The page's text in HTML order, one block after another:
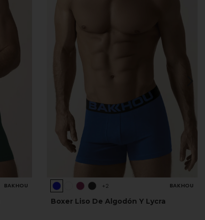
BAKHOU +2 BAKHOU
Boxer Liso De Algodón Y Lycra